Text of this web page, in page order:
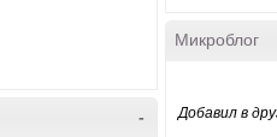
-
Микроблог
Добавил в